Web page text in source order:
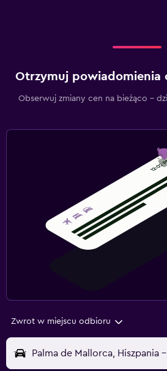
Otrzymuj powiadomienia
Obserwuj zmiany cen na bieżąco –
Zwrot w miejscu odbioru